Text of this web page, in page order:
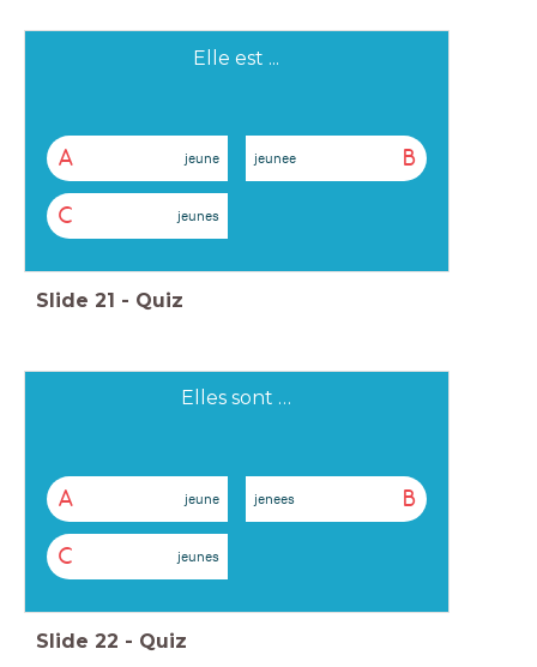
Elle est ...
A jeune B
jeunee
C jeunes
Slide 21 - Quiz
Elles sont …
A jeune B
jenees
C jeunes
Slide 22 - Quiz